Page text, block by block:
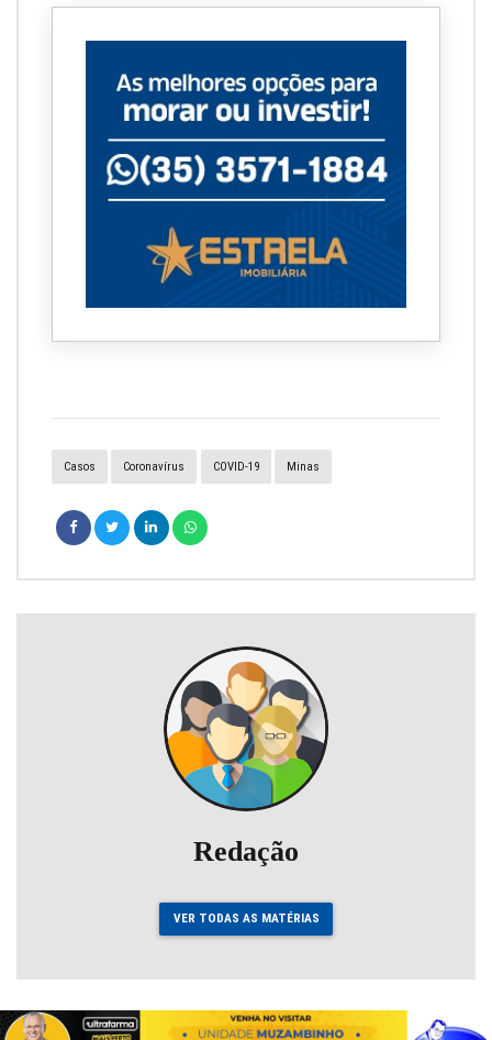
Casos Coronavírus COVID-19 Minas
Redação
VER TODAS AS MATÉRIAS